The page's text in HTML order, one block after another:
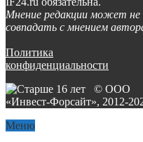
Мнение редакции может не
совпадать с мнением
Политика
конфиденциальности
© ООО
«Инвест-Форсайт», 2012-
Меню